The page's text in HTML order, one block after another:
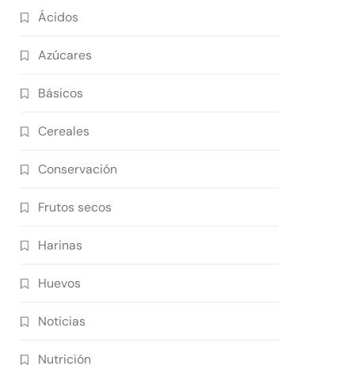
Ácidos
Azúcares
Básicos
Cereales
Conservación
Frutos secos
Harinas
Huevos
Noticias
Nutrición